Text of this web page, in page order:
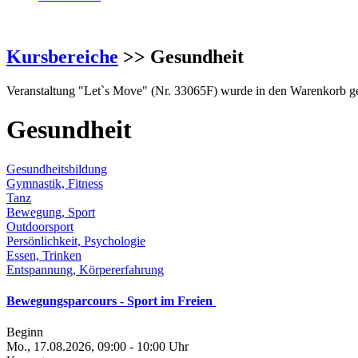
Kursbereiche >> Gesundheit
Veranstaltung "Let`s Move" (Nr. 33065F) wurde in den Warenkorb
Gesundheit
Gesundheitsbildung
Gymnastik, Fitness
Tanz
Bewegung, Sport
Outdoorsport
Persönlichkeit, Psychologie
Essen, Trinken
Entspannung, Körpererfahrung
Bewegungsparcours - Sport im Freien
Beginn
Mo., 17.08.2026, 09:00 - 10:00 Uhr